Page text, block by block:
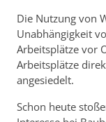
Die Nutzung von
Unabhängigkeit
Arbeitsplätze vor
Arbeitsplätze
angesiedelt.
Schon heute